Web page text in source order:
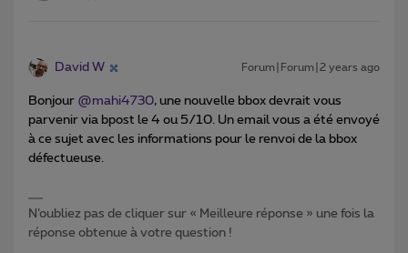
David W Forum|Forum|2 years ago
Bonjour @mahi4730, une nouvelle bbox devrait vous
parvenir via bpost le 4 ou 5/10. Un email vous a été envoyé
à ce sujet avec les informations pour le renvoi de la bbox
défectueuse.
N’oubliez pas de cliquer sur « Meilleure réponse » une fois la
réponse obtenue à votre question !